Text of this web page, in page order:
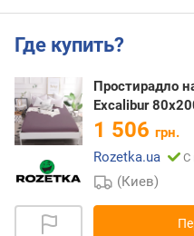
Где купить?
Простирадло
Excalibur
1 506 грн.
Rozetka.ua
С
(Киев)